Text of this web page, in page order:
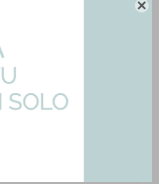

Pared Signature
257,89
+